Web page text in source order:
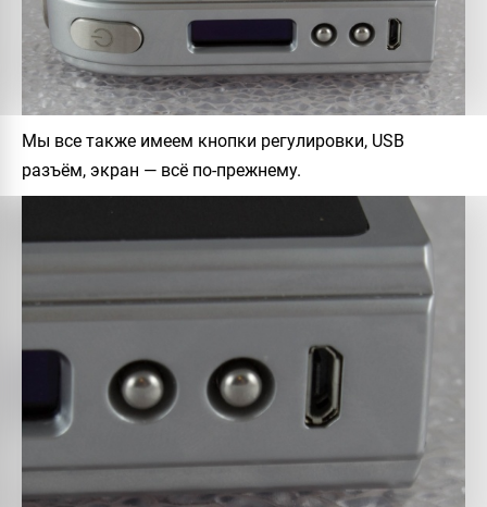
Мы все также имеем кнопки регулировки, USB
разъём, экран — всё по-прежнему.